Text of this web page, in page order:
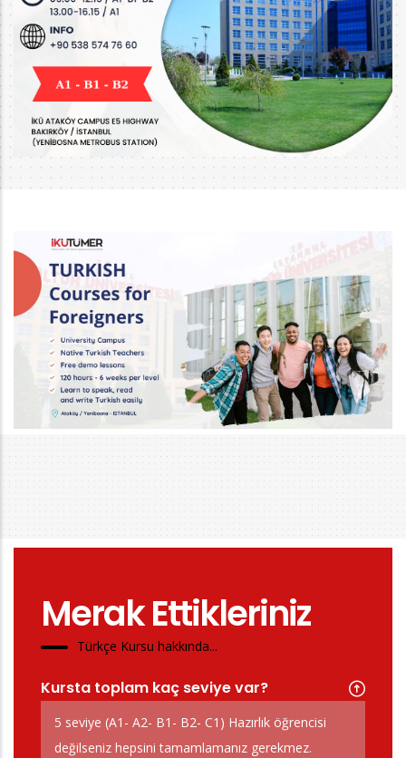
Merak Ettikleriniz
Türkçe Kursu hakkında...
Kursta toplam kaç seviye var?
5 seviye (A1- A2- B1- B2- C1) Hazırlık öğrencisi
değilseniz hepsini tamamlamanız gerekmez.